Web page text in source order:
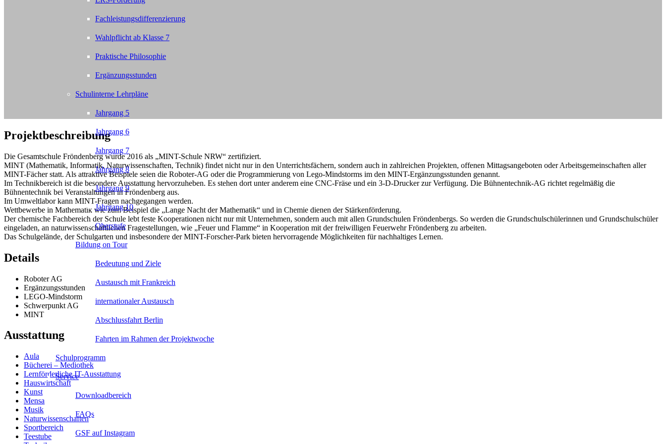
Fachleistungsdifferenzierung
Wahlpflicht ab Klasse 7
Praktische Philosophie
Ergänzungsstunden
Schulinterne Lehrpläne
Jahrgang 5
Jahrgang 6
Jahrgang 7
Jahrgang 8
Jahrgang 9
Jahrgang 10
Oberstufe
Bildung on Tour
Bedeutung und Ziele
Austausch mit Frankreich
internationaler Austausch
Abschlussfahrt Berlin
Fahrten im Rahmen der Projektwoche
Schulprogramm
Service
Downloadbereich
FAQs
GSF auf Instagram
Projektbeschreibung
Die Gesamtschule Fröndenberg wurde 2016 als „MINT-Schule NRW“ zertifiziert.
MINT (Mathematik, Informatik, Naturwissenschaften, Technik) findet nicht nur in den Unterrichtsfächern, sondern auch in zahlreichen Projekten, offenen Mittagsangeboten oder Arbeitsgemeinschaften aller
MINT-Fächer statt. Als attraktive Beispiele seien die Roboter-AG oder die Programmierung von Lego-Mindstorms im den MINT-Ergänzungsstunden genannt.
Im Technikbereich ist die besondere Ausstattung hervorzuheben. Es stehen dort unter anderem eine CNC-Fräse und ein 3-D-Drucker zur Verfügung. Die Bühnentechnik-AG richtet regelmäßig die
Bühnentechnik bei Veranstaltungen in Fröndenberg aus.
Im Umweltlabor kann MINT-Fragen nachgegangen werden.
Wettbewerbe in Mathematik wie zum Beispiel die „Lange Nacht der Mathematik“ und in Chemie dienen der Stärkenförderung.
Der chemische Fachbereich der Schule lebt feste Kooperationen nicht nur mit Unternehmen, sondern auch mit allen Grundschulen Fröndenbergs. So werden die Grundschulschülerinnen und Grundschulschüler
eingeladen, an naturwissenschaftlichen Fragestellungen, wie „Feuer und Flamme“ in Kooperation mit der freiwilligen Feuerwehr Fröndenberg zu arbeiten.
Das Schulgelände, der Schulgarten und insbesondere der MINT-Forscher-Park bieten hervorragende Möglichkeiten für nachhaltiges Lernen.
Details
Roboter AG
Ergänzungsstunden
LEGO-Mindstorm
Schwerpunkt AG
MINT
Ausstattung
Aula
Bücherei – Mediothek
Lernförderliche IT-Ausstattung
Hauswirtschaft
Kunst
Mensa
Musik
Naturwissenschaften
Sportbereich
Teestube